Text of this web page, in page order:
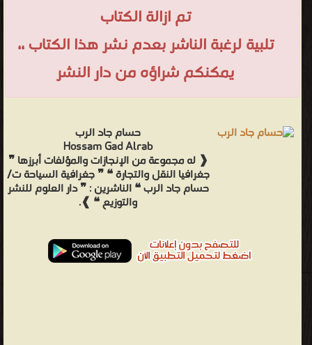
تم ازالة الكتاب
تلبية لرغبة الناشر بعدم نشر هذا الكتاب ،،
يمكنكم شراؤه من دار النشر
حسام جاد الرب
Hossam Gad Alrab
❰ له مجموعة من الإنجازات والمؤلفات أبرزها ❞
جغرافيا النقل والتجارة ❝ ❞ جغرافية السياحة ت/
حسام جاد الرب ❝ الناشرين : ❞ دار العلوم للنشر
والتوزيع ❝ ❱.